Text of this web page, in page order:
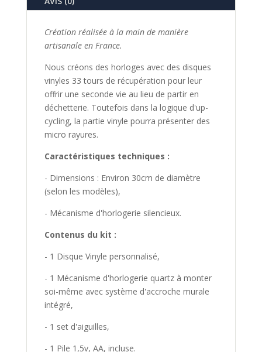
Création réalisée à la main de manière
artisanale en France.
Nous créons des horloges avec des disques
vinyles 33 tours de récupération pour leur
offrir une seconde vie au lieu de partir en
déchetterie. Toutefois dans la logique d'up-
cycling, la partie vinyle pourra présenter des
micro rayures.
Caractéristiques techniques :
- Dimensions : Environ 30cm de diamètre
(selon les modèles),
- Mécanisme d'horlogerie silencieux.
Contenus du kit :
- 1 Disque Vinyle personnalisé,
- 1 Mécanisme d'horlogerie quartz à monter
soi-même avec système d'accroche murale
intégré,
- 1 set d'aiguilles,
- 1 Pile 1,5v, AA, incluse.